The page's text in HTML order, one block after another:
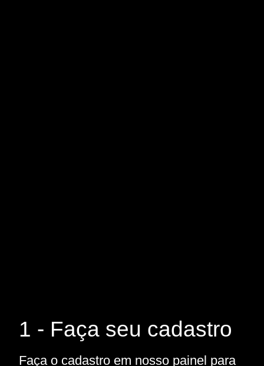
1 - Faça seu cadastro
Faça o cadastro em nosso painel para